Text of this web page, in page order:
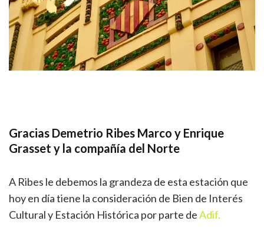
Gracias Demetrio Ribes Marco y Enrique
Grasset y la compañía del Norte
A Ribes le debemos la grandeza de esta estación que
hoy en día tiene la consideración de Bien de Interés
Cultural y Estación Histórica por parte deAdif.